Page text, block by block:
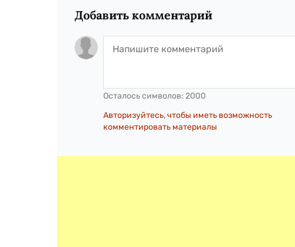
Добавить комментарий
Осталось символов: 2000
Авторизуйтесь, чтобы иметь возможность
комментировать материалы